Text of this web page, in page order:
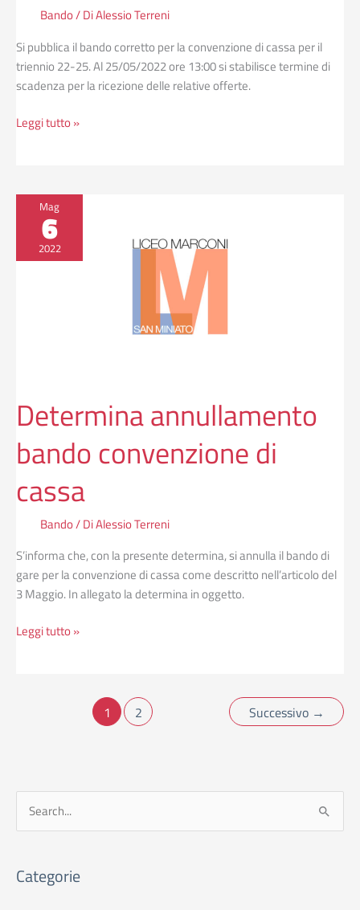
Bando/ DiAlessio Terreni
Si pubblica il bando corretto per la convenzione di cassa per il
triennio 22-25. Al 25/05/2022 ore 13:00 si stabilisce termine di
scadenza per la ricezione delle relative offerte.
Leggi tutto »
Mag
6
2022
Determina annullamento
bando convenzione di
cassa
Bando/ DiAlessio Terreni
S’informa che, con la presente determina, si annulla il bando di
gare per la convenzione di cassa come descritto nell’articolo del
3 Maggio. In allegato la determina in oggetto.
Determina
annullamento
bando
convenzione
Leggi tutto »
1 2 Successivo →
e
c
Categorie